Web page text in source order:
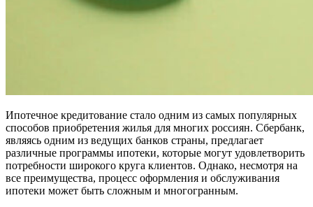
Ипотечное кредитование стало одним из самых популярных
способов приобретения жилья для многих россиян. Сбербанк,
являясь одним из ведущих банков страны, предлагает
различные программы ипотеки, которые могут удовлетворить
потребности широкого круга клиентов. Однако, несмотря на
все преимущества, процесс оформления и обслуживания
ипотеки может быть сложным и многогранным.